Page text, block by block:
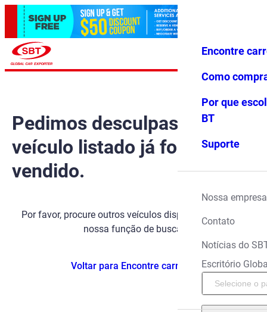
Favoritos Menu
Encontre
Como
Por que
BT
Suporte
Nossa empresa
Contato
Notícias do
Escritório
Pedimos desculpas, mas o
veículo listado já foi
vendido.
Por favor, procure outros veículos disponíveis usando
nossa função de busca.
Voltar para Encontre carros